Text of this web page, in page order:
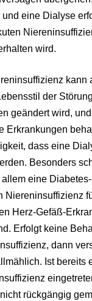
eine Dialyse
wird.
kann
der
geändert wird,
Erkrankungen
dass eine
Besonders
eine
Niereninsuffizienz
Herz-Gefäß-
Erfolgt keine
dann
Ist bereits
rückgängig